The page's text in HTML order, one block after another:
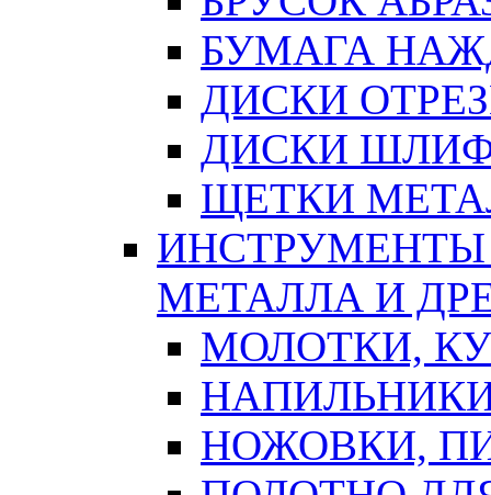
БУМАГА
ДИСКИ
ДИСКИ
ЩЕТКИ
ИНСТРУМЕНТЫ
МЕТАЛЛА И
МОЛОТКИ,
НОЖОВКИ,